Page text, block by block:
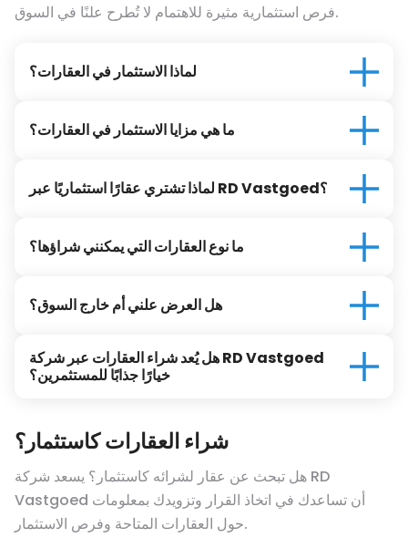
فرص استثمارية مثيرة للاهتمام لا تُطرح علنًا في السوق.
لماذا الاستثمار في العقارات؟
ما هي مزايا الاستثمار في العقارات؟
لماذا تشتري عقارًا استثماريًا عبر RD Vastgoed؟
ما نوع العقارات التي يمكنني شراؤها؟
هل العرض علني أم خارج السوق؟
هل يُعد شراء العقارات عبر شركة RD Vastgoed
خيارًا جذابًا للمستثمرين؟
شراء العقارات كاستثمار؟
هل تبحث عن عقار لشرائه كاستثمار؟ يسعد شركة RD
Vastgoed أن تساعدك في اتخاذ القرار وتزويدك بمعلومات
حول العقارات المتاحة وفرص الاستثمار.